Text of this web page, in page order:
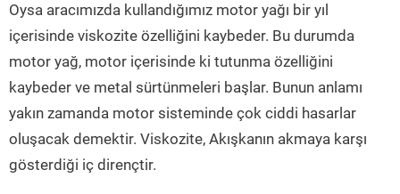
Oysa aracımızda kullandığımız motor yağı bir yıl
içerisinde viskozite özelliğini kaybeder. Bu durumda
motor yağ, motor içerisinde ki tutunma özelliğini
kaybeder ve metal sürtünmeleri başlar. Bunun anlamı
yakın zamanda motor sisteminde çok ciddi hasarlar
oluşacak demektir. Viskozite, Akışkanın akmaya karşı
gösterdiği iç dirençtir.